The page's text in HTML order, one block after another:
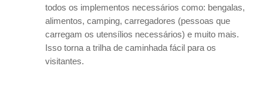
todos os implementos necessários como: bengalas,
alimentos, camping, carregadores (pessoas que
carregam os utensílios necessários) e muito mais.
Isso torna a trilha de caminhada fácil para os
visitantes.